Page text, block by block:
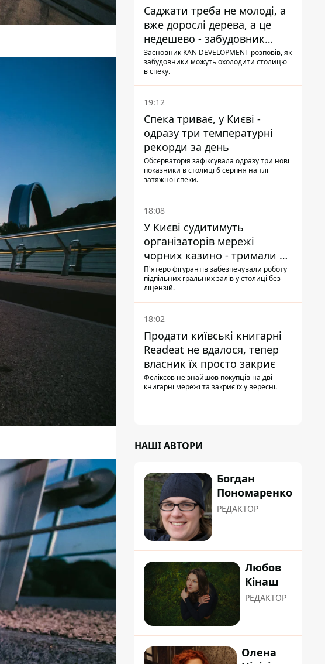
Саджати треба не молоді, а
вже дорослі дерева, а це
недешево - забудовник
Ніконов
Засновник KAN DEVELOPMENT розповів, як
забудовники можуть охолодити столицю
в спеку.
19:12
Спека триває, у Києві -
одразу три температурні
рекорди за день
Обсерваторія зафіксувала одразу три нові
показники в столиці 6 серпня на тлі
затяжної спеки.
18:08
У Києві судитимуть
організаторів мережі
чорних казино - тримали 39
закладів
П'ятеро фігурантів забезпечували роботу
підпільних гральних залів у столиці без
ліцензій.
18:02
Продати київські книгарні
Readeat не вдалося, тепер
власник їх просто закриє
Феліксов не знайшов покупців на дві
книгарні мережі та закриє їх у вересні.
НАШІ АВТОРИ
Богдан
Пономаренко
РЕДАКТОР
Любов
Кінаш
РЕДАКТОР
Олена